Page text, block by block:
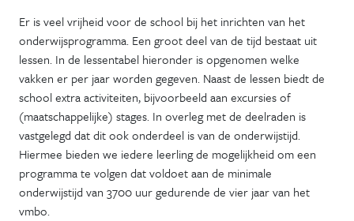
Er is veel vrijheid voor de school bij het inrichten van het
onderwijsprogramma. Een groot deel van de tijd bestaat uit
lessen. In de lessentabel hieronder is opgenomen welke
vakken er per jaar worden gegeven. Naast de lessen biedt de
school extra activiteiten, bijvoorbeeld aan excursies of
(maatschappelijke) stages. In overleg met de deelraden is
vastgelegd dat dit ook onderdeel is van de onderwijstijd.
Hiermee bieden we iedere leerling de mogelijkheid om een
programma te volgen dat voldoet aan de minimale
onderwijstijd van 3700 uur gedurende de vier jaar van het
vmbo.